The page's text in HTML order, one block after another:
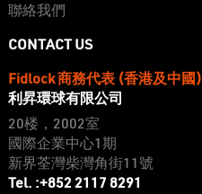
聯絡我們
CONTACT US
Fidlock 商務代表 (香港及中國)
利昇環球有限公司
20楼，2002室
國際企業中心1期
新界荃灣柴灣角街11號
Tel. :+852 2117 8291